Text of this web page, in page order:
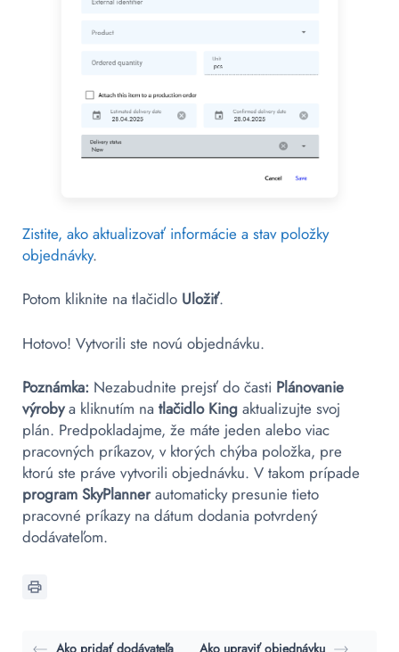
Zistite, ako aktualizovať informácie a stav položky
objednávky.
Potom kliknite na tlačidlo Uložiť.
Hotovo! Vytvorili ste novú objednávku.
Poznámka: Nezabudnite prejsť do časti Plánovanie
výrobya kliknutím na tlačidlo King aktualizujte svoj
plán. Predpokladajme, že máte jeden alebo viac
pracovných príkazov, v ktorých chýba položka, pre
ktorú ste práve vytvorili objednávku. V takom prípade
program SkyPlannerautomaticky presunie tieto
pracovné príkazy na dátum dodania potvrdený
dodávateľom.